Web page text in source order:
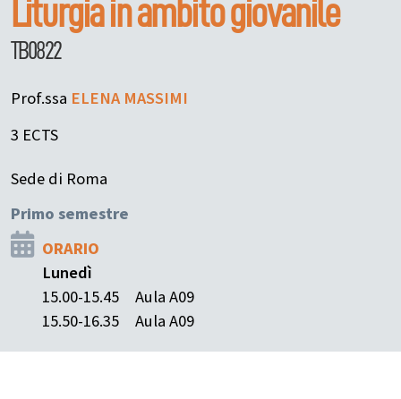
Liturgia in ambito giovanile
TB0822
Prof.ssa ELENA MASSIMI
3 ECTS
Sede di Roma
Primo semestre
ORARIO
Lunedì
15.00-15.45
Aula A09
15.50-16.35
Aula A09